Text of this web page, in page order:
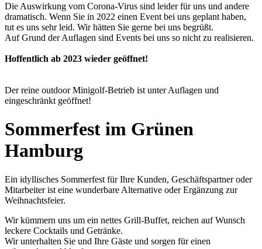
Die Auswirkung vom Corona-Virus sind leider für uns und andere
dramatisch. Wenn Sie in 2022 einen Event bei uns geplant haben,
tut es uns sehr leid. Wir hätten Sie gerne bei uns begrüßt.
Auf Grund der Auflagen sind Events bei uns so nicht zu realisieren.
Hoffentlich ab 2023 wieder geöffnet!
Der reine outdoor Minigolf-Betrieb ist unter Auflagen und
eingeschränkt geöffnet!
Sommerfest im Grünen
Hamburg
Ein idyllisches Sommerfest für Ihre Kunden, Geschäftspartner oder
Mitarbeiter ist eine wunderbare Alternative oder Ergänzung zur
Weihnachtsfeier.
Wir kümmern uns um ein nettes Grill-Buffet, reichen auf Wunsch
leckere Cocktails und Getränke.
Wir unterhalten Sie und Ihre Gäste und sorgen für einen